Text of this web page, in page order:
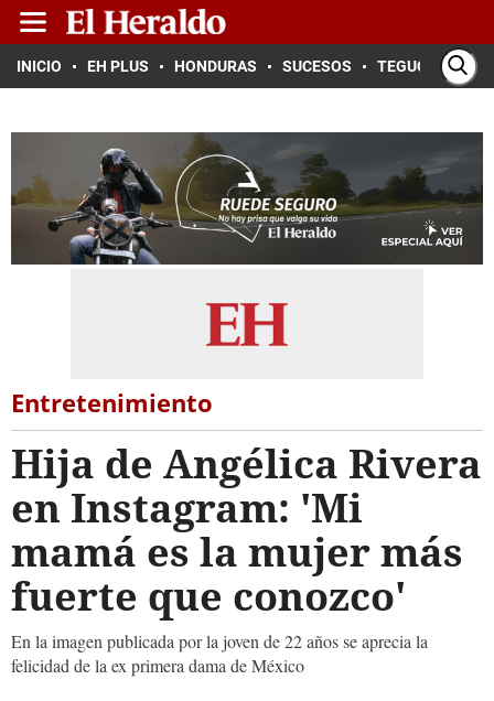
INICIO EH PLUS HONDURAS SUCESOS TEGUCIGALPA
Entretenimiento
Hija de Angélica Rivera
en Instagram: 'Mi
mamá es la mujer más
fuerte que conozco'
En la imagen publicada por la joven de 22 años se aprecia la
felicidad de la ex primera dama de México